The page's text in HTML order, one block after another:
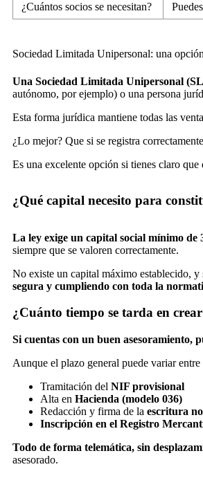
¿Cuántos socios se necesitan?
Sociedad Limitada Unipersonal: una
Una Sociedad Limitada Unipersonal
autónomo, por ejemplo) o una persona
Esta forma jurídica mantiene todas las
¿Lo mejor? Que si se registra
Es una excelente opción si tienes claro
¿Qué capital necesito para
La ley exige un capital social mínimo
siempre que se valoren correctamente.
No existe un capital máximo establecido, y
segura y cumpliendo con toda la
¿Cuánto tiempo se tarda en
Si cuentas con un buen asesoramiento,
Aunque el plazo general puede variar
Tramitación del NIF provisional
Alta en Hacienda (modelo 036)
Redacción y firma de la escritura
Inscripción en el Registro
Todo de forma telemática, sin
asesorado.